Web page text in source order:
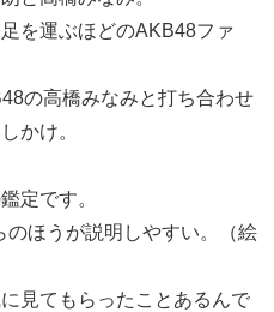
を運ぶほどのAKB48ファ
の高橋みなみと打ち合わせ
かけ。
定です。
ほうが説明しやすい。（絵
見てもらったことあるんで